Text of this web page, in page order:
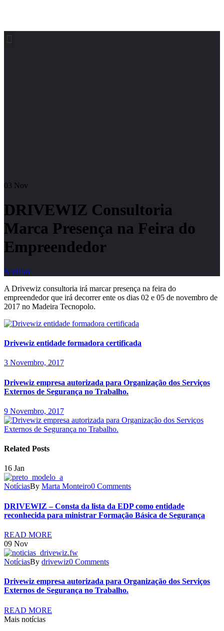
03 Nov
DRIVEWIZ Consultoria
Marca Presença na Feira do
Empreendedor
Notícias
A Drivewiz consultoria irá marcar presença na feira do
empreendedor que irá decorrer ente os dias 02 e 05 de novembro de
2017 no Madeira Tecnopolo.
Drivewiz entidade formadora certificada
3 Novembro, 2017
Drivewiz empresa autorizada para Organização dos Serviços
Externos de Segurança no Trabalho.
9 Novembro, 2017
Related Posts
16 Jan
NotíciasBy Marta Monteiro0 Comments
DRIVEWIZ – Consta da lista da EDP como entidade
reconhecida para ministrar Formação Básica de Segurança
READ MORE
09 Nov
NotíciasBy drivewiz0 Comments
Drivewiz empresa autorizada para Organização dos Serviços
Externos de Segurança no Trabalho.
READ MORE
Mais notícias